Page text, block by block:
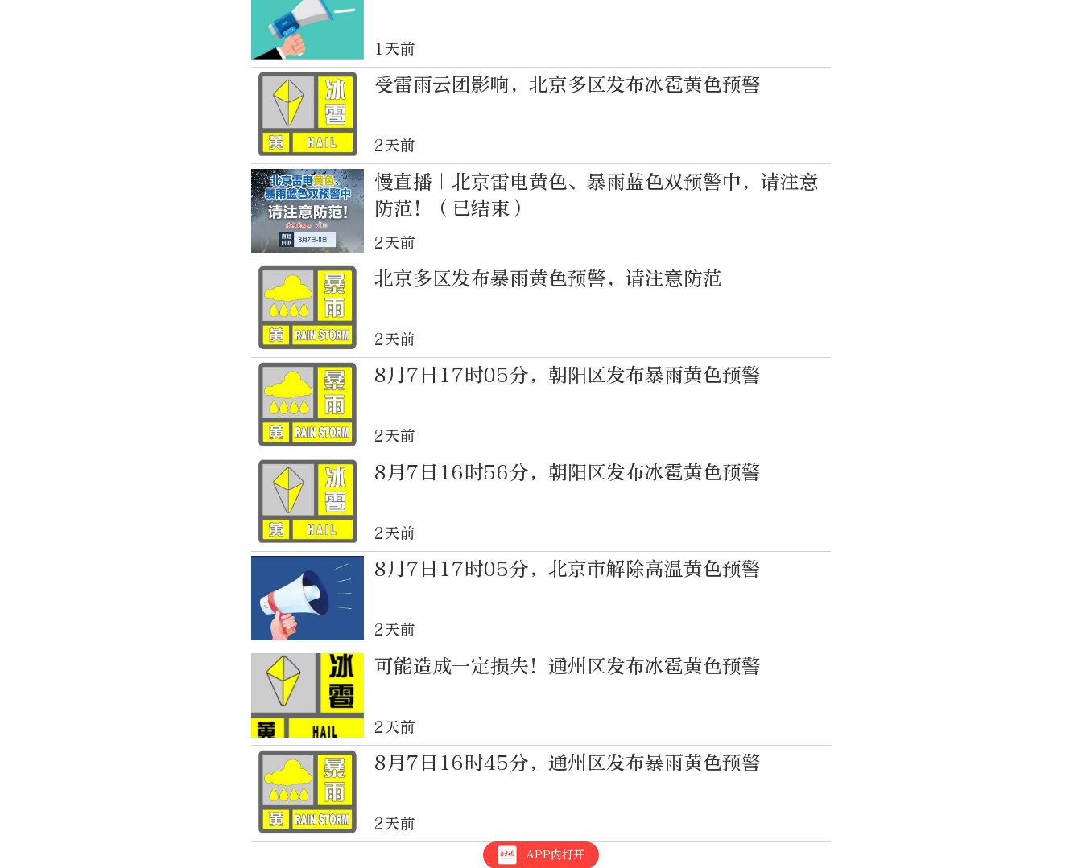
1天前
受雷雨云团影响，北京多区发布冰雹黄色预警
2天前
慢直播｜北京雷电黄色、暴雨蓝色双预警中，请注意
防范！（已结束）
2天前
北京多区发布暴雨黄色预警，请注意防范
2天前
8月7日17时05分，朝阳区发布暴雨黄色预警
2天前
8月7日16时56分，朝阳区发布冰雹黄色预警
2天前
8月7日17时05分，北京市解除高温黄色预警
2天前
可能造成一定损失！通州区发布冰雹黄色预警
2天前
8月7日16时45分，通州区发布暴雨黄色预警
2天前
APP内打开